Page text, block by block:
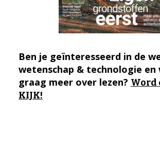
Ben je geïnteresseerd in de
wetenschap & technologie en
graag meer over lezen? Word
KIJK!